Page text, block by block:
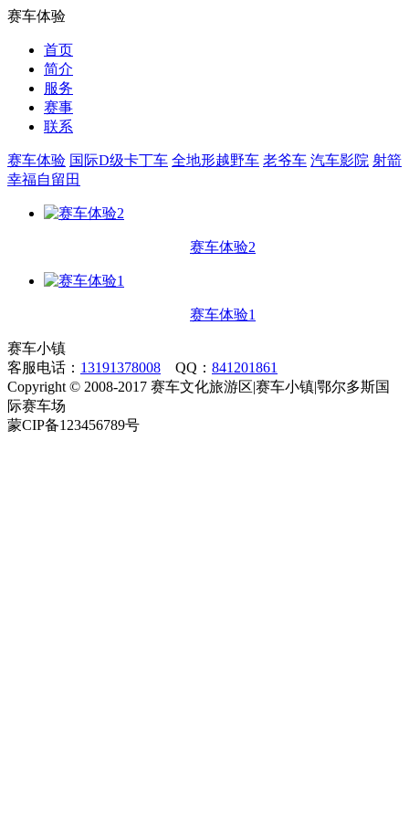
赛车体验
首页
简介
服务
赛事
联系
赛车体验 国际D级卡丁车 全地形越野车 老爷车 汽车影院 射箭
幸福自留田
赛车体验2
赛车体验1
赛车小镇
客服电话： 13191378008 QQ： 841201861
Copyright © 2008-2017 赛车文化旅游区|赛车小镇|鄂尔多斯国
际赛车场
蒙CIP备123456789号